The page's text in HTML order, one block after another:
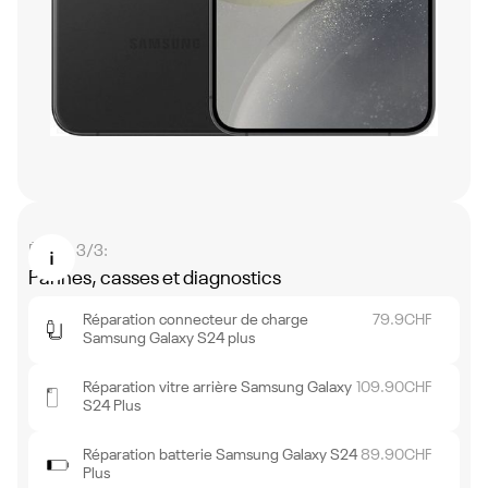
Étape 3/3:
Pannes, casses et diagnostics
Réparation connecteur de charge
Samsung Galaxy S24 plus
79.9CHF
Réparation vitre arrière Samsung Galaxy
S24 Plus
109.90CHF
Réparation batterie Samsung Galaxy S24
Plus
89.90CHF